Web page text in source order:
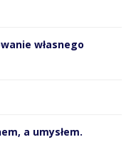
własnego
a umysłem.